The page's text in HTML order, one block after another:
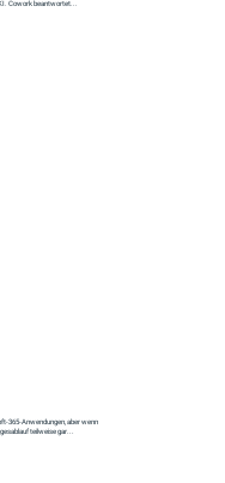
KI. Cowork beantwortet...
365-Anwendungen, aber wenn
teilweise gar...